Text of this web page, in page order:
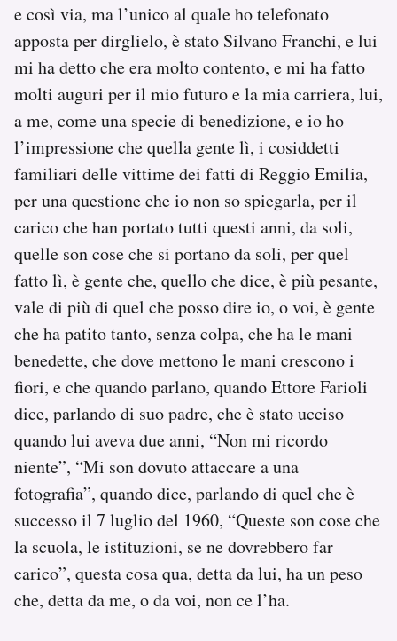
e così via, ma l’unico al quale ho telefonato
apposta per dirglielo, è stato Silvano Franchi, e lui
mi ha detto che era molto contento, e mi ha fatto
molti auguri per il mio futuro e la mia carriera, lui,
a me, come una specie di benedizione, e io ho
l’impressione che quella gente lì, i cosiddetti
familiari delle vittime dei fatti di Reggio Emilia,
per una questione che io non so spiegarla, per il
carico che han portato tutti questi anni, da soli,
quelle son cose che si portano da soli, per quel
fatto lì, è gente che, quello che dice, è più pesante,
vale di più di quel che posso dire io, o voi, è gente
che ha patito tanto, senza colpa, che ha le mani
benedette, che dove mettono le mani crescono i
fiori, e che quando parlano, quando Ettore Farioli
dice, parlando di suo padre, che è stato ucciso
quando lui aveva due anni, “Non mi ricordo
niente”, “Mi son dovuto attaccare a una
fotografia”, quando dice, parlando di quel che è
successo il 7 luglio del 1960, “Queste son cose che
la scuola, le istituzioni, se ne dovrebbero far
carico”, questa cosa qua, detta da lui, ha un peso
che, detta da me, o da voi, non ce l’ha.